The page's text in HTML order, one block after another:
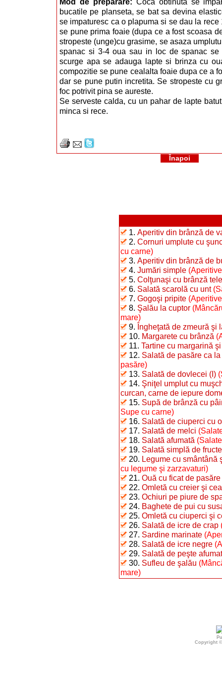
bucatile pe planseta, se bat sa devina
se impaturesc ca o plapuma si se dau la rece
se pune prima foaie (dupa ce a fost scoasa
stropeste (unge)cu grasime, se asaza
spanac si 3-4 oua sau in loc de spanac
scurge apa se adauga lapte si brinza cu
compozitie se pune cealalta foaie dupa ce a
dar se pune putin incretita. Se stropeste cu
foc potrivit pina se aureste.
Se serveste calda, cu un pahar de lapte
minca si rece.
Înapoi
1. Aperitiv din brânză de
2. Cornuri umplute cu
cu carne)
3. Aperitiv din brânză de
4. Jumări simple
5. Colţunaşi cu brânză
6. Salată scarolă cu unt
7. Gogoşi pripite
8. Şalău la cuptor
mare)
9. Îngheţată de zmeură şi
10. Margarete cu brânză
11. Tartine cu margarină
12. Salată de pasăre ca
pasăre)
13. Salată de dovlecei (I)
14. Şniţel umplut cu
curcan, carne de iepure
15. Supă de brânză cu
Supe cu carne)
16. Salată de ciuperci cu
17. Salată de melci
18. Salată afumată
19. Salată simplă de fructe
20. Legume cu smântână
cu legume şi zarzavaturi)
21. Ouă cu ficat de pasăre
22. Omletă cu creier şi
23. Ochiuri pe piure de
24. Baghete de pui cu
25. Omletă cu ciuperci şi
26. Salată de icre de crap
27. Sardine marinate
28. Salată de icre negre
29. Salată de peşte
30. Sufleu de şalău
mare)
Copyright